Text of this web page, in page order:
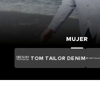
MUJER
TOM TAILOR DENIM